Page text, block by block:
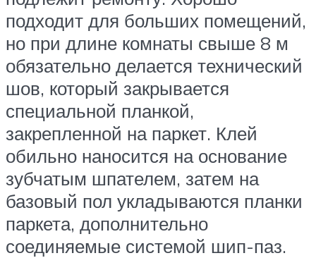
подходит для больших помещений,
но при длине комнаты свыше 8 м
обязательно делается технический
шов, который закрывается
специальной планкой,
закрепленной на паркет. Клей
обильно наносится на основание
зубчатым шпателем, затем на
базовый пол укладываются планки
паркета, дополнительно
соединяемые системой шип-паз.